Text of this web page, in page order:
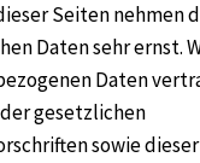
Seiten nehmen
Daten sehr ernst.
Daten
gesetzlichen
sowie dieser